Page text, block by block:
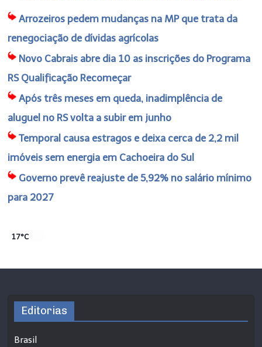
Arrozeiros pedem mudanças na MP que trata da
renegociação de dívidas agrícolas
Novo Cabrais abre dia 10 as inscrições do Programa
RS Qualificação Recomeçar
Após três meses em queda, inadimplência de
aluguel no RS volta a subir em junho
Temporal causa estragos e deixa cerca de 2,2 mil
imóveis sem energia em Cachoeira do Sul
Governo prevê reajuste de 5,92% no salário mínimo
para 2027
17°C
Editorias
Brasil